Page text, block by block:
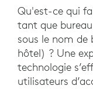
Qu'est-ce qui
tant que
sous le nom de
hôtel) ? Une
technologie
utilisateurs